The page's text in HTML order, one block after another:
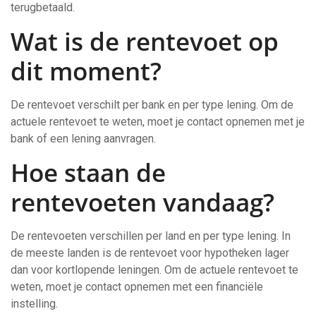
terugbetaald.
Wat is de rentevoet op
dit moment?
De rentevoet verschilt per bank en per type lening. Om de
actuele rentevoet te weten, moet je contact opnemen met je
bank of een lening aanvragen.
Hoe staan de
rentevoeten vandaag?
De rentevoeten verschillen per land en per type lening. In
de meeste landen is de rentevoet voor hypotheken lager
dan voor kortlopende leningen. Om de actuele rentevoet te
weten, moet je contact opnemen met een financiële
instelling.